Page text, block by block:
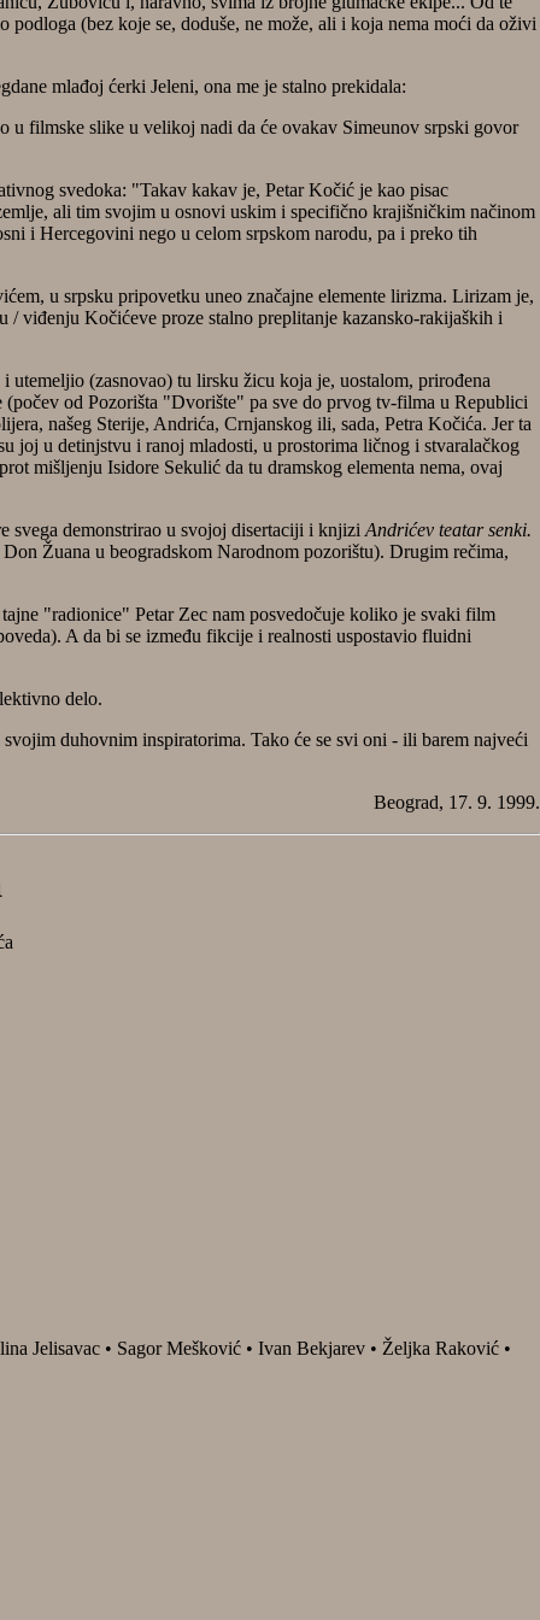
(bez koje se, doduše, ne može, ali i koja nema moći da oživi
mlađoj ćerki Jeleni, ona me je stalno prekidala:
u filmske slike u velikoj nadi da će ovakav Simeunov srpski govor
svedoka: "Takav kakav je, Petar Kočić je kao pisac
ali tim svojim u osnovi uskim i specifično krajišničkim načinom
i Hercegovini nego u celom srpskom narodu, pa i preko tih
u srpsku pripovetku uneo značajne elemente lirizma. Lirizam je,
viđenju Kočićeve proze stalno preplitanje kazansko-rakijaških i
(zasnovao) tu lirsku žicu koja je, uostalom, prirođena
od Pozorišta "Dvorište" pa sve do prvog tv-filma u Republici
našeg Sterije, Andrića, Crnjanskog ili, sada, Petra Kočića. Jer ta
joj u detinjstvu i ranoj mladosti, u prostorima ličnog i stvaralačkog
mišljenju Isidore Sekulić da tu dramskog elementa nema, ovaj
svega demonstrirao u svojoj disertaciji i knjizi Andrićev teatar senki.
Žuana u beogradskom Narodnom pozorištu). Drugim rečima,
"radionice" Petar Zec nam posvedočuje koliko je svaki film
A da bi se između fikcije i realnosti uspostavio fluidni
delo.
duhovnim inspiratorima. Tako će se svi oni - ili barem najveći
Beograd, 17. 9. 1999.
Jelisavac • Sagor Mešković • Ivan Bekjarev • Željka Raković •